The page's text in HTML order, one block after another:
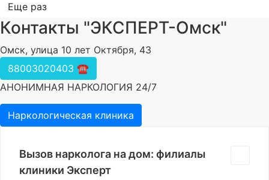
Еще раз
Контакты "ЭКСПЕРТ-Омск"
Омск, улица 10 лет Октября, 43
88003020403 ☎️
АНОНИМНАЯ НАРКОЛОГИЯ 24/7
Наркологическая клиника
Вызов нарколога на дом: филиалы
клиники Эксперт